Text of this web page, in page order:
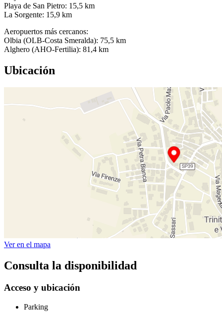
Playa de San Pietro: 15,5 km
La Sorgente: 15,9 km
Aeropuertos más cercanos:
Olbia (OLB-Costa Smeralda): 75,5 km
Alghero (AHO-Fertilia): 81,4 km
Ubicación
Ver en el mapa
Consulta la disponibilidad
Acceso y ubicación
Parking